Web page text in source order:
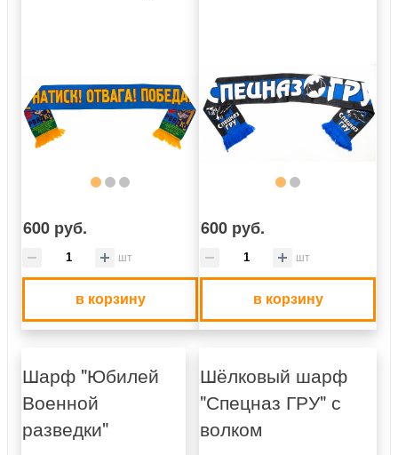
600 руб.
шт
в корзину
600 руб.
шт
в корзину
Шарф "Юбилей
Военной
разведки"
Шёлковый шарф
"Спецназ ГРУ" с
волком